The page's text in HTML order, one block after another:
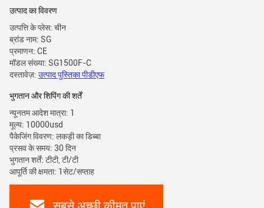
उत्पाद का विवरण
उत्पत्ति के प्लेस: चीन
ब्रांड नाम: SG
प्रमाणन: CE
मॉडल संख्या: SG1500F-C
दस्तावेज़: उत्पाद पुस्तिका पीडीएफ
भुगतान और शिपिंग की शर्तें
न्यूनतम आदेश मात्रा: 1
मूल्य: 10000usd
पैकेजिंग विवरण: लकड़ी का डिब्बा
प्रसव के समय: 30 दिन
भुगतान शर्तें: टीटी, टी/टी
आपूर्ति की क्षमता: 1सेट/सप्ताह
सबसे अच्छी कीमत पाएं